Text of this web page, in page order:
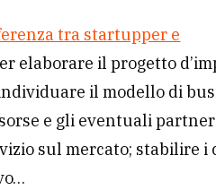
tra startupper e
elaborare il progetto
il modello di
e gli eventuali
sul mercato; stabilire i